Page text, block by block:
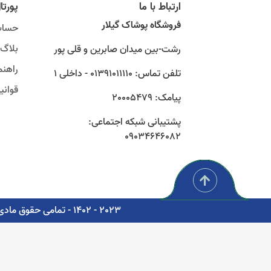
ارتباط با ما
فروشگاه پوشاک گیلار
رشت-بین میدان صابرین و قلی پور
تلفن تماس: 01391011110 - داخلی 1
پیامک: 20005479
پشتیبانی شبکه اجتماعی:
09034646082
بلاگ
2023 - 1402 - تمامی حقوق مادی و معنوی برای شرکت پوشاک سبز گستر گیلار محفوظ است. - مشاوره، پشتیبانی و طراحی اتوماسیون دیجیتال: